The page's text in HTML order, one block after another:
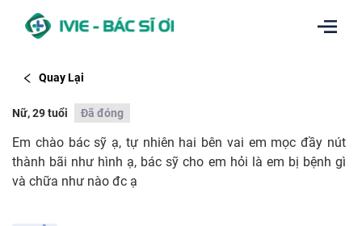
Quay Lại
Nữ, 29 tuổi Đã đóng
Em chào bác sỹ ạ, tự nhiên hai bên vai em mọc đầy nút
thành bãi như hình ạ, bác sỹ cho em hỏi là em bị bệnh gì
và chữa như nào đc ạ